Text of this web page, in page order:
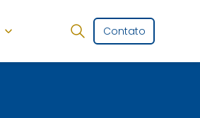
Contato